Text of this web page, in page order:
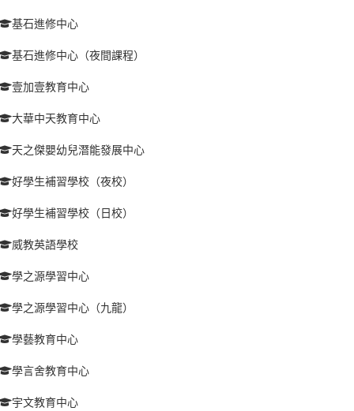
基石進修中心
基石進修中心（夜間課程）
壹加壹教育中心
大華中天教育中心
天之傑嬰幼兒潛能發展中心
好學生補習學校（夜校）
好學生補習學校（日校）
威教英語學校
學之源學習中心
學之源學習中心（九龍）
學藝教育中心
學言舍教育中心
宇文教育中心